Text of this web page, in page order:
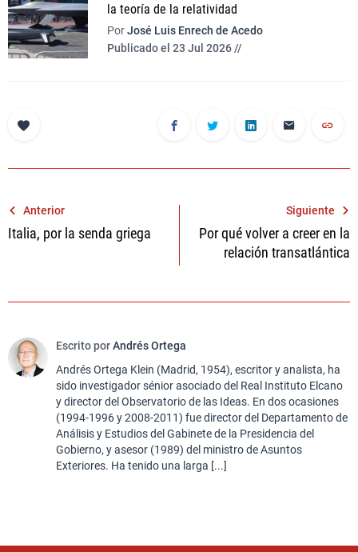
la teoría de la relatividad
PorJosé Luis Enrech de Acedo
Publicado el 23 Jul 2026 //
Navegación
de
Anterior
Italia, por la senda griega
Siguiente
Por qué volver a creer en la
relación transatlántica
Escrito porAndrés Ortega
Andrés Ortega Klein (Madrid, 1954), escritor y analista, ha
sido investigador sénior asociado del Real Instituto Elcano
y director del Observatorio de las Ideas. En dos ocasiones
(1994-1996 y 2008-2011) fue director del Departamento de
Análisis y Estudios del Gabinete de la Presidencia del
Gobierno, y asesor (1989) del ministro de Asuntos
Exteriores. Ha tenido una larga [...]